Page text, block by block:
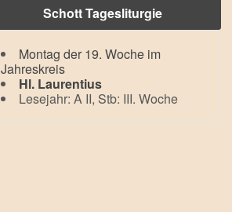
Schott Tagesliturgie
Montag der 19. Woche im
Jahreskreis
Hl. Laurentius
Lesejahr: A II, Stb: III. Woche